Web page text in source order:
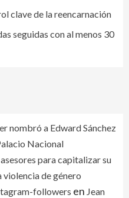
clave de la reencarnación
seguidas con al menos 30
nombró a Edward Sánchez
Nacional
para capitalizar su
violencia de género
followers en Jean